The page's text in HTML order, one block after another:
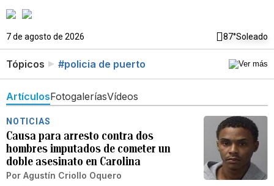
7 de agosto de 2026 87°Soleado
Tópicos #policia de puerto
ArtículosFotogaleríasVídeos
NOTICIAS
Causa para arresto contra dos
hombres imputados de cometer un
doble asesinato en Carolina
Por Agustín Criollo Oquero